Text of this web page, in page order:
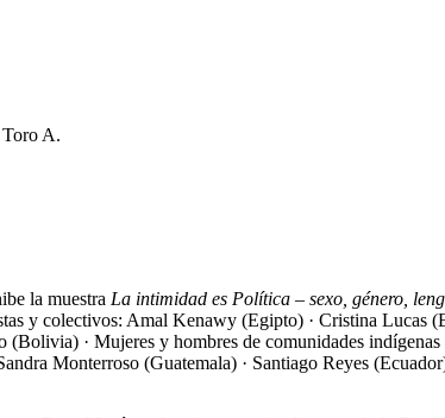
la muestra La intimidad es Política – sexo, género,
y colectivos: Amal Kenawy (Egipto) · Cristina Lucas
· Mujeres y hombres de comunidades
Monterroso (Guatemala) · Santiago Reyes